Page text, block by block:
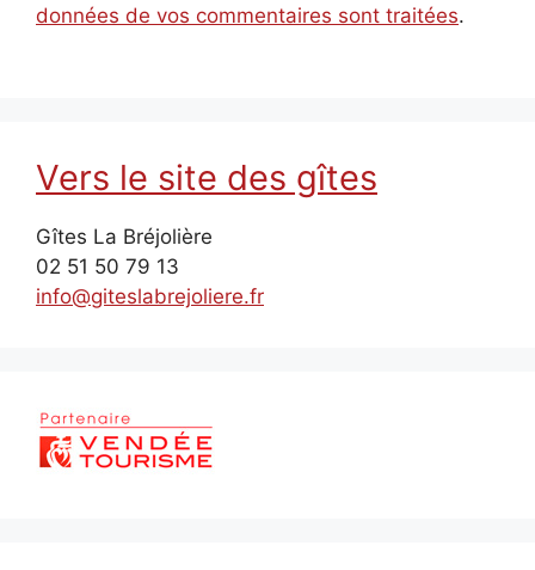
données de vos commentaires sont traitées.
Vers le site des gîtes
Gîtes La Bréjolière
02 51 50 79 13
info@giteslabrejoliere.fr